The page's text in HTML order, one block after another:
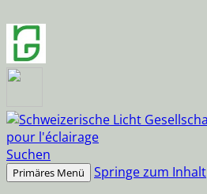
Suchen
Primäres Menü
Springe zum Inhalt